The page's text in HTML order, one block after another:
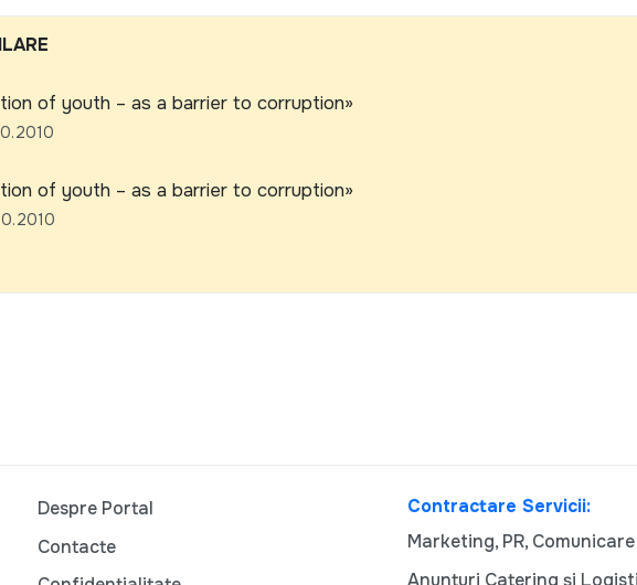
of youth – as a barrier to corruption»
of youth – as a barrier to corruption»
Despre Portal
Contacte
Contractare Servicii:
Marketing, PR, Comunicare
Anunturi Catering și